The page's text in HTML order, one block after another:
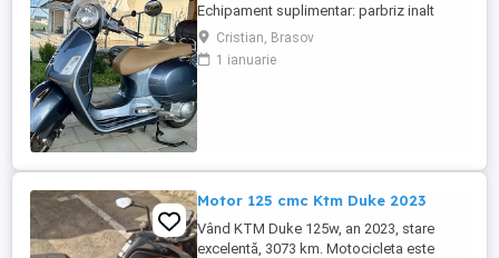
Echipament suplimentar: parbriz inalt
Faco (montat 2026), geanta portbagaj
Classic; prelungitor scarite pasager;
suspensie fata Bitubo si frane fata spate
Cristian, Brasov
1 ianuarie
Motor 125 cmc Ktm Duke 2023
Vând KTM Duke 125w, an 2023, stare
excelentă, 3073 km. Motocicleta este